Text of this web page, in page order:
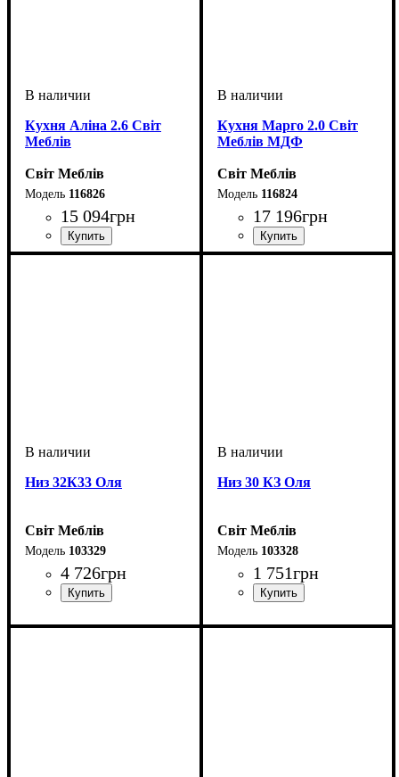
Кухня Аліна 2.6 Світ
Меблів
Світ Меблів
116826
15 094грн
ширина, мм: 2600
Кухня Марго 2.0 Світ
Меблів МДФ
Світ Меблів
116824
17 196грн
ширина, мм: 2000
Низ 32К33 Оля
Світ Меблів
103329
4 726грн
Низ 30 КЗ Оля
Світ Меблів
103328
1 751грн